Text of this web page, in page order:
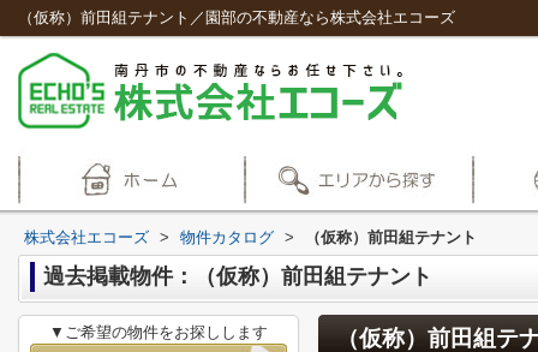
（仮称）前田組テナント／園部の不動産なら株式会社エコーズ
株式会社エコーズ > 物件カタログ > （仮称）前田組テナント
過去掲載物件：（仮称）前田組テナント
（仮称）前田組テ
▼ご希望の物件をお探しします